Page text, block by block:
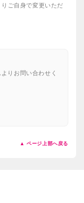
ご自身で変更いただ
りお問い合わせく
▲ ページ上部へ戻る